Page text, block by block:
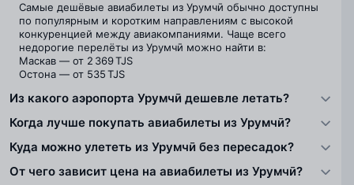
Самые дешёвые авиабилеты из Урумчӣ обычно доступны
по популярным и коротким направлениям с высокой
конкуренцией между авиакомпаниями. Чаще всего
недорогие перелёты из Урумчӣ можно найти в:
Маскав — от 2 369 TJS
Остона — от 535 TJS
Из какого аэропорта Урумчӣ дешевле летать?
Когда лучше покупать авиабилеты из Урумчӣ?
Куда можно улететь из Урумчӣ без пересадок?
От чего зависит цена на авиабилеты из Урумчӣ?